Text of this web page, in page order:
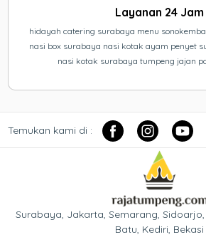
Layanan 24 Jam
hidayah catering surabaya menu
nasi box surabaya nasi kotak ayam penyet
nasi kotak surabaya tumpeng jajan
Temukan kami di :
Surabaya, Jakarta, Semarang,
Batu, Kediri, Bekasi